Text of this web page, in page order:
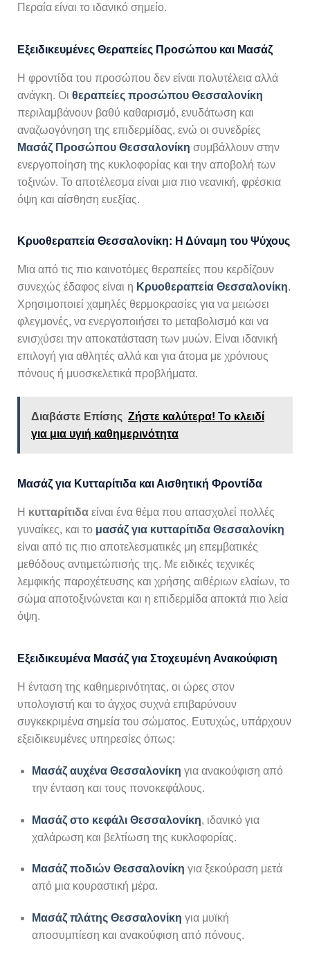
Περαία είναι το ιδανικό σημείο.
Εξειδικευμένες Θεραπείες Προσώπου και Μασάζ
Η φροντίδα του προσώπου δεν είναι πολυτέλεια αλλά
ανάγκη. Οι θεραπείες προσώπου Θεσσαλονίκη
περιλαμβάνουν βαθύ καθαρισμό, ενυδάτωση και
αναζωογόνηση της επιδερμίδας, ενώ οι συνεδρίες
Μασάζ Προσώπου Θεσσαλονίκη συμβάλλουν στην
ενεργοποίηση της κυκλοφορίας και την αποβολή των
τοξινών. Το αποτέλεσμα είναι μια πιο νεανική, φρέσκια
όψη και αίσθηση ευεξίας.
Κρυοθεραπεία Θεσσαλονίκη: Η Δύναμη του Ψύχους
Μια από τις πιο καινοτόμες θεραπείες που κερδίζουν
συνεχώς έδαφος είναι η Κρυοθεραπεία Θεσσαλονίκη.
Χρησιμοποιεί χαμηλές θερμοκρασίες για να μειώσει
φλεγμονές, να ενεργοποιήσει το μεταβολισμό και να
ενισχύσει την αποκατάσταση των μυών. Είναι ιδανική
επιλογή για αθλητές αλλά και για άτομα με χρόνιους
πόνους ή μυοσκελετικά προβλήματα.
Διαβάστε Επίσης Ζήστε καλύτερα! Το κλειδί
για μια υγιή καθημερινότητα
Μασάζ για Κυτταρίτιδα και Αισθητική Φροντίδα
Η κυτταρίτιδα είναι ένα θέμα που απασχολεί πολλές
γυναίκες, και το μασάζ για κυτταρίτιδα Θεσσαλονίκη
είναι από τις πιο αποτελεσματικές μη επεμβατικές
μεθόδους αντιμετώπισής της. Με ειδικές τεχνικές
λεμφικής παροχέτευσης και χρήσης αιθέριων ελαίων, το
σώμα αποτοξινώνεται και η επιδερμίδα αποκτά πιο λεία
όψη.
Εξειδικευμένα Μασάζ για Στοχευμένη Ανακούφιση
Η ένταση της καθημερινότητας, οι ώρες στον
υπολογιστή και το άγχος συχνά επιβαρύνουν
συγκεκριμένα σημεία του σώματος. Ευτυχώς, υπάρχουν
εξειδικευμένες υπηρεσίες όπως:
Μασάζ αυχένα Θεσσαλονίκη για ανακούφιση από
την ένταση και τους πονοκεφάλους.
Μασάζ στο κεφάλι Θεσσαλονίκη, ιδανικό για
χαλάρωση και βελτίωση της κυκλοφορίας.
Μασάζ ποδιών Θεσσαλονίκη για ξεκούραση μετά
από μια κουραστική μέρα.
Μασάζ πλάτης Θεσσαλονίκη για μυϊκή
αποσυμπίεση και ανακούφιση από πόνους.